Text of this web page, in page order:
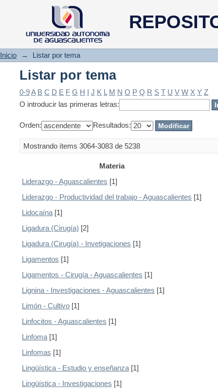
Listar por tema
Inicio → Listar por tema
Listar por tema
0-9A B C D E F G H I J K L M N O P Q R S T U V W X Y Z
O introducir las primeras letras:
Orden: Resultados:
Mostrando ítems 3064-3083 de 5238
Materia
Liderazgo - Aguascalientes [1]
Liderazgo - Productividad del trabajo - Aguascalientes [1]
Lidocaína [1]
Ligadura (Cirugía) [2]
Ligadura (Cirugía) - Invetigaciones [1]
Ligamentos [1]
Ligamentos - Cirugía - Aguascalientes [1]
Lignina - Investigaciones - Aguascalientes [1]
Limón - Cultivo [1]
Linfocitos - Aguascalientes [1]
Linfoma [1]
Linfomas [1]
Lingüística - Estudio y enseñanza [1]
Lingüística - Investigaciones [1]